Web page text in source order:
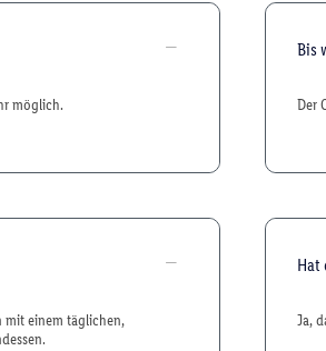
möglich.
mit einem täglichen,
Bis
Der
Hat
Ja,